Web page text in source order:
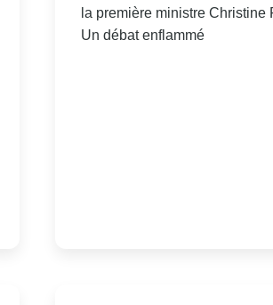
la première ministre Christine
Un débat enflammé